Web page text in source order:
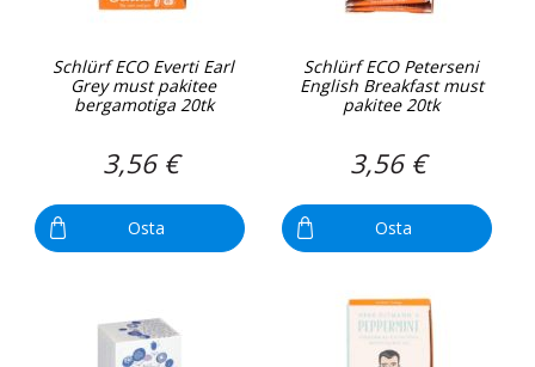
Schlürf ECO Everti Earl
Grey must pakitee
bergamotiga 20tk
3,56 €
Osta
Schlürf ECO Peterseni
English Breakfast must
pakitee 20tk
3,56 €
Osta